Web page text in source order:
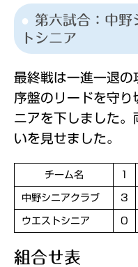
第六試合：中
トシニア
最終戦は一進一退の
序盤のリードを守り
ニアを下しました。
いを見せました。
チーム名 1
中野シニアクラブ 3
ウエストシニア 0
組合せ表